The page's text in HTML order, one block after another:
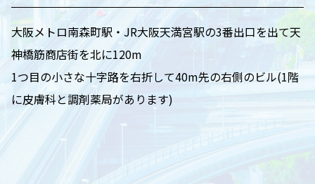
大阪メトロ南森町駅・JR大阪天満宮駅の3番出口を出て天
神橋筋商店街を北に120m
1つ目の小さな十字路を右折して40m先の右側のビル(1階
に皮膚科と調剤薬局があります)